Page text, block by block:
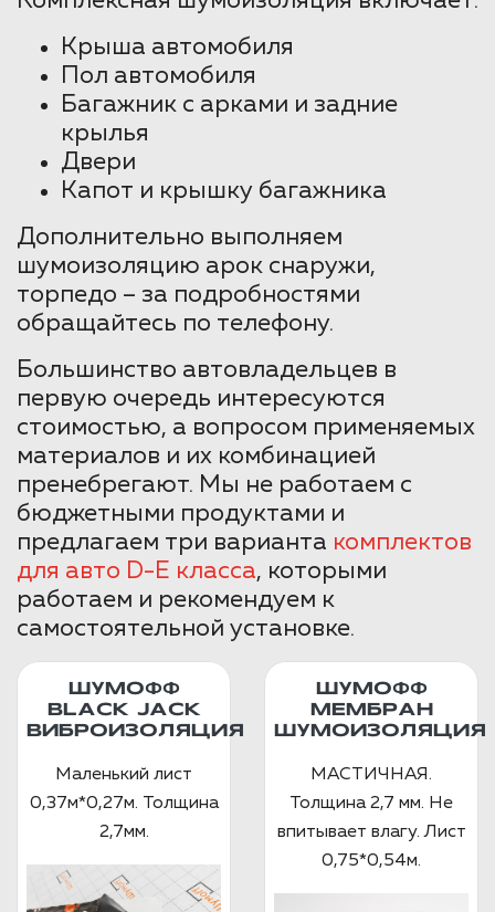
Крыша автомобиля
Пол автомобиля
Багажник с арками и задние
крылья
Двери
Капот и крышку багажника
Дополнительно выполняем
шумоизоляцию арок снаружи,
торпедо – за подробностями
обращайтесь по телефону.
Большинство автовладельцев в
первую очередь интересуются
стоимостью, а вопросом применяемых
материалов и их комбинацией
пренебрегают. Мы не работаем с
бюджетными продуктами и
предлагаем три варианта комплектов
для авто D-E класса, которыми
работаем и рекомендуем к
самостоятельной установке.
ШУМОФФ
BLACK JACK
ВИБРОИЗОЛЯЦИЯ
Маленький лист
0,37м*0,27м. Толщина
2,7мм.
ШУМОФФ
МЕМБРАН
ШУМОИЗОЛЯЦИЯ
МАСТИЧНАЯ.
Толщина 2,7 мм. Не
впитывает влагу. Лист
0,75*0,54м.